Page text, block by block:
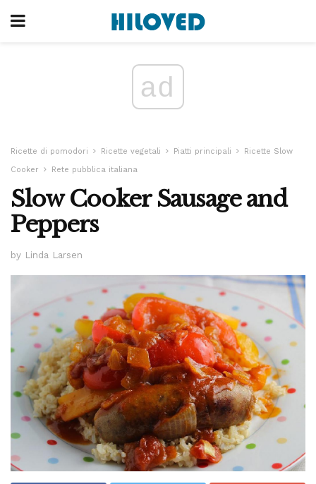
ad
Ricette di pomodori Ricette vegetali Piatti principali
Ricette Slow
Cooker
Rete pubblica italiana
Slow Cooker Sausage and
Peppers
by Linda Larsen